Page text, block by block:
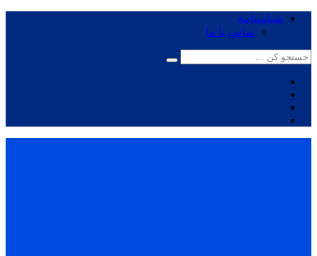
شناسنامه
تماس با ما